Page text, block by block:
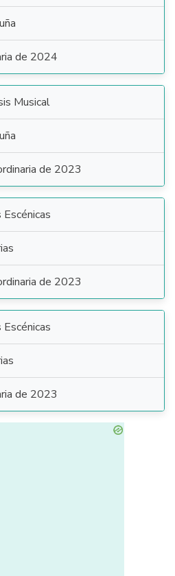
de 2024
Musical
de 2023
de 2023
de 2023